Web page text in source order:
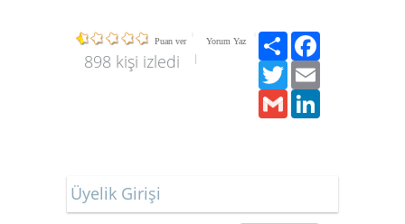
Puan ver Yorum Yaz
898 kişi izledi
Paylaş
Twitter
Gmail
Üyelik Girişi